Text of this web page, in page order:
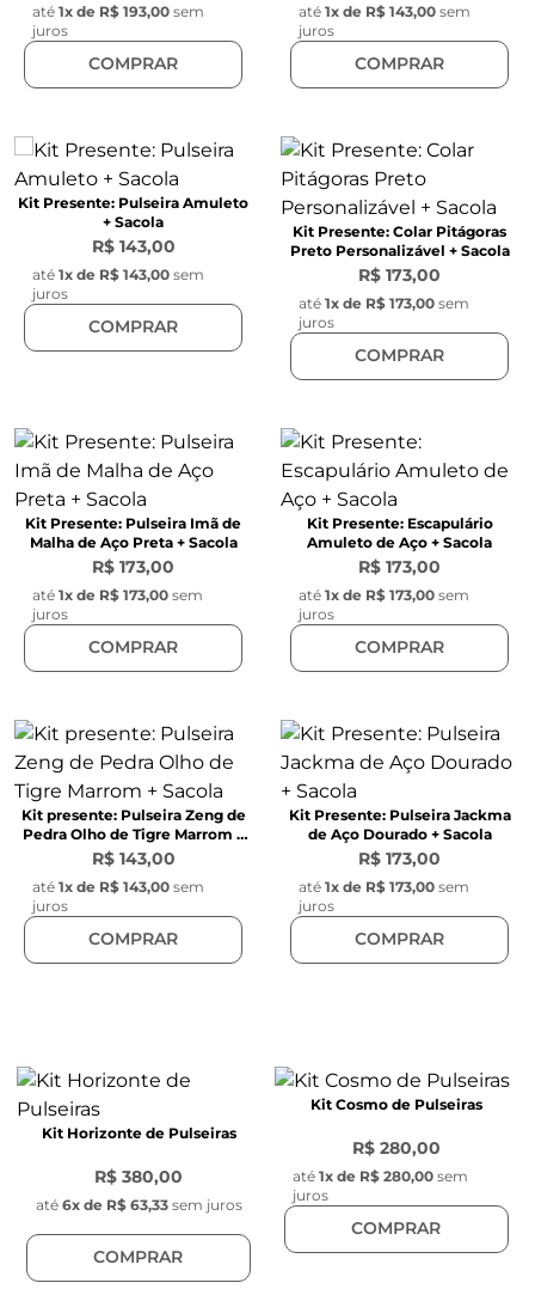
até 1x de R$ 193,00 sem
juros
COMPRAR
até 1x de R$ 143,00 sem
juros
COMPRAR
Kit Presente: Pulseira Amuleto
+ Sacola
R$ 143,00
até 1x de R$ 143,00 sem
juros
COMPRAR
Kit Presente: Colar Pitágoras
Preto Personalizável + Sacola
R$ 173,00
até 1x de R$ 173,00 sem
juros
COMPRAR
Kit Presente: Pulseira Imã de
Malha de Aço Preta + Sacola
R$ 173,00
até 1x de R$ 173,00 sem
juros
COMPRAR
Kit Presente: Escapulário
Amuleto de Aço + Sacola
R$ 173,00
até 1x de R$ 173,00 sem
juros
COMPRAR
Kit presente: Pulseira Zeng de
Pedra Olho de Tigre Marrom +
Sacola
R$ 143,00
até 1x de R$ 143,00 sem
juros
COMPRAR
Kit Presente: Pulseira Jackma
de Aço Dourado + Sacola
R$ 173,00
até 1x de R$ 173,00 sem
juros
COMPRAR
Kit Horizonte de Pulseiras
R$ 380,00
até 6x de R$ 63,33 sem juros
COMPRAR
Kit Cosmo de Pulseiras
R$ 280,00
até 1x de R$ 280,00 sem
juros
COMPRAR